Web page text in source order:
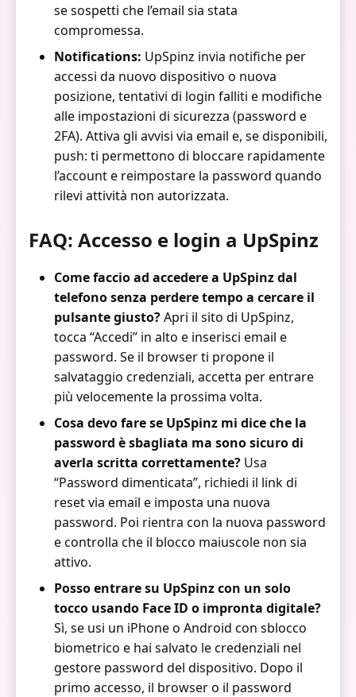
se sospetti che l’email sia stata
compromessa.
Notifications: UpSpinz invia notifiche per
accessi da nuovo dispositivo o nuova
posizione, tentativi di login falliti e modifiche
alle impostazioni di sicurezza (password e
2FA). Attiva gli avvisi via email e, se disponibili,
push: ti permettono di bloccare rapidamente
l’account e reimpostare la password quando
rilevi attività non autorizzata.
FAQ: Accesso e login a UpSpinz
Come faccio ad accedere a UpSpinz dal
telefono senza perdere tempo a cercare il
pulsante giusto?Apri il sito di UpSpinz,
tocca “Accedi” in alto e inserisci email e
password. Se il browser ti propone il
salvataggio credenziali, accetta per entrare
più velocemente la prossima volta.
Cosa devo fare se UpSpinz mi dice che la
password è sbagliata ma sono sicuro di
averla scritta correttamente? Usa
“Password dimenticata”, richiedi il link di
reset via email e imposta una nuova
password. Poi rientra con la nuova password
e controlla che il blocco maiuscole non sia
attivo.
Posso entrare su UpSpinz con un solo
tocco usando Face ID o impronta digitale?
Sì, se usi un iPhone o Android con sblocco
biometrico e hai salvato le credenziali nel
gestore password del dispositivo. Dopo il
primo accesso, il browser o il password